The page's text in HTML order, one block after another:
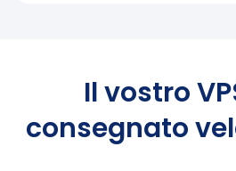
Il vostro
consegnato